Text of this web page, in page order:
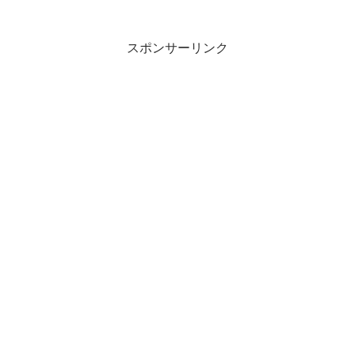
スポンサーリンク